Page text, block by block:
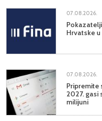
07.08.2026.
Hrvatske
07.08.2026.
Pripremite
2027. gasi
milijuni